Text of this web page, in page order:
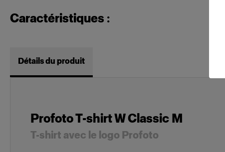
Caractéristiques :
Détails du produit
Profoto T-shirt W Classic M
T-shirt avec le logo Profoto